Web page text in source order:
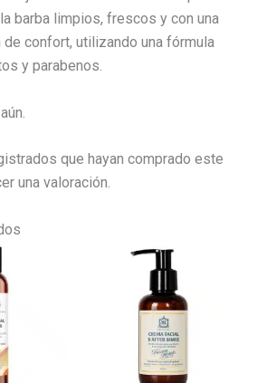
barba limpios, frescos y con una
confort, utilizando una fórmula
y parabenos.
que hayan comprado este
una valoración.